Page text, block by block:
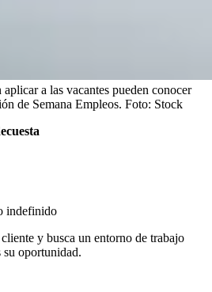
aplicar a las vacantes pueden conocer
de Semana Empleos. Foto: Stock
indefinido
y busca un entorno de trabajo
oportunidad.